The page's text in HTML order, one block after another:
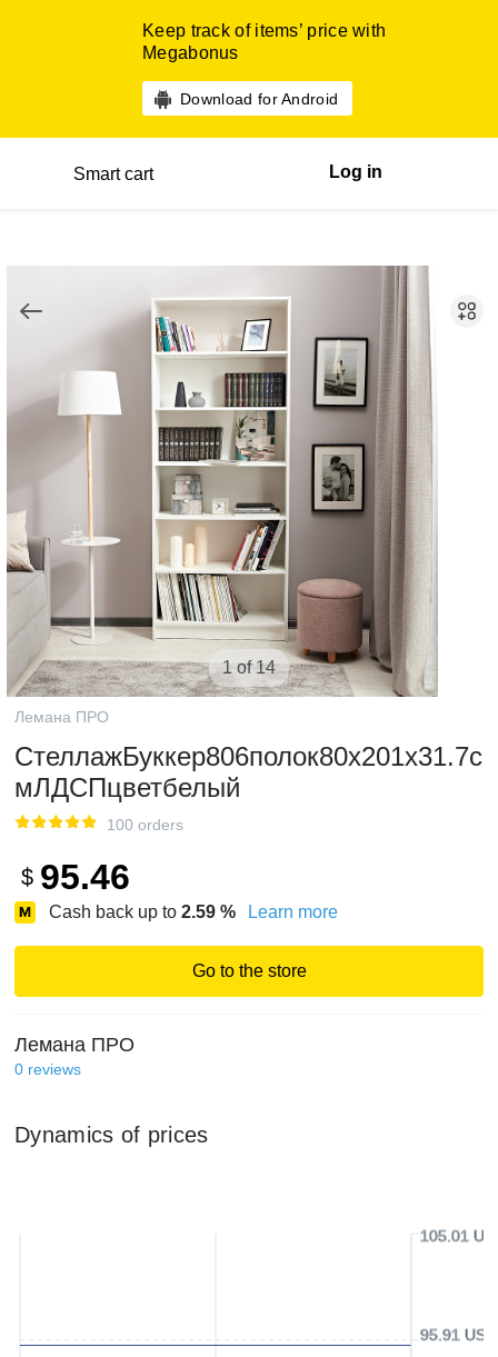
Keep track of items’ price with
Megabonus
Download for Android
Smart cart Log in
1 of 14
Лемана ПРО
СтеллажБуккер806полок80x201x31.7с
мЛДСПцветбелый
100 orders
$ 95.46
Cash back up to 2.59 % Learn more
Go to the store
Лемана ПРО
0 reviews
Dynamics of prices
95.91 USD
105.01